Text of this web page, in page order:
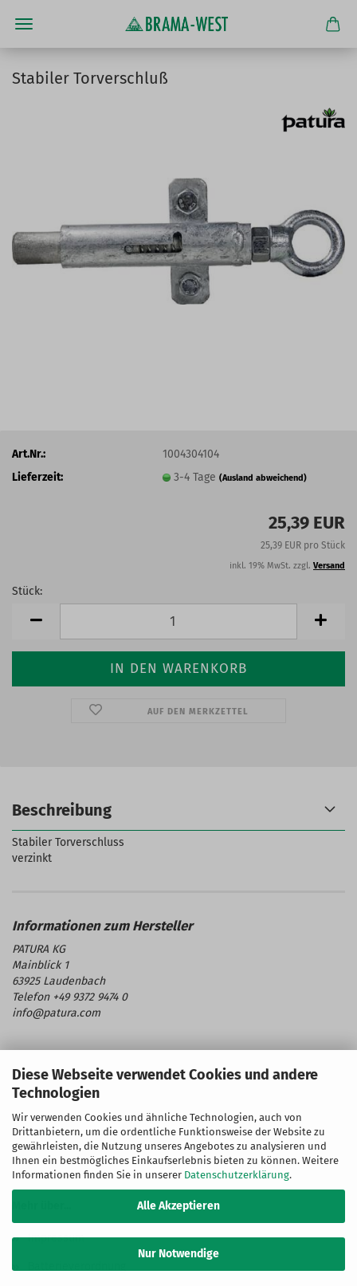
Diese Webseite verwendet Cookies und andere
Technologien
Wir verwenden Cookies und ähnliche Technologien, auch von
Drittanbietern, um die ordentliche Funktionsweise der Website zu
gewährleisten, die Nutzung unseres Angebotes zu analysieren und
Ihnen ein bestmögliches Einkaufserlebnis bieten zu können. Weitere
Informationen finden Sie in unserer Datenschutzerklärung.
Alle Akzeptieren
Nur Notwendige
Stabiler Torverschluß
Art.Nr.:
1004304104
Lieferzeit:
3-4 Tage(Ausland abweichend)
25,39 EUR
25,39 EUR pro Stück
inkl. 19% MwSt. zzgl. Versand
Stück:
AUF DEN MERKZETTEL
Beschreibung
Stabiler Torverschluss
verzinkt
PATURA KG
Mainblick 1
63925 Laudenbach
Telefon +49 9372 9474 0
info@patura.com
Impressum